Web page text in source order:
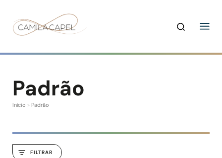
Padrão
Início » Padrão
FILTRAR